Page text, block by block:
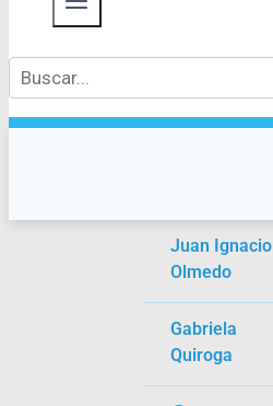
Juan Ignacio
Olmedo
Gabriela
Quiroga